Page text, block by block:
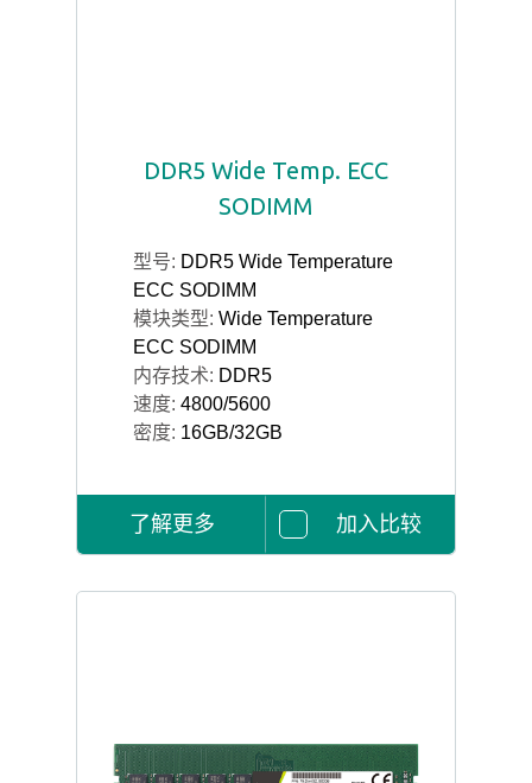
DDR5 Wide Temp. ECC
SODIMM
型号: DDR5 Wide Temperature
ECC SODIMM
模块类型: Wide Temperature
ECC SODIMM
内存技术: DDR5
速度: 4800/5600
密度: 16GB/32GB
了解更多 加入比较